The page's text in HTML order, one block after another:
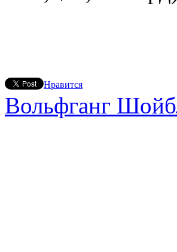
Нравится
Вольфганг